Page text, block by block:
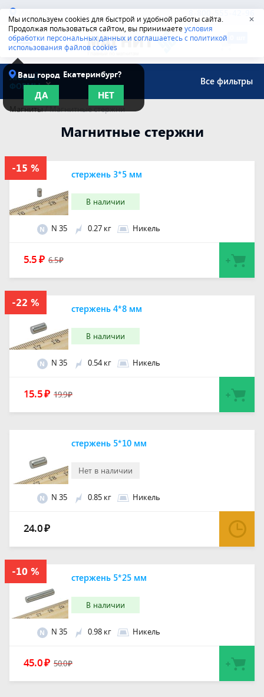
Мы используем cookies для быстрой и удобной работы сайта.
Продолжая пользоваться сайтом, вы принимаетеусловия
обработки персональных данных и соглашаетесь с политикой
использования файлов cookies
✕
Иркутск 8-800-555-42-96
Ваш город Екатеринбург?
ДА НЕТ
ЛЮБОЙ
ФОРМЫ
Все фильтры
Магниты/Магнитные стержни
Магнитные стержни
В наличии
стержень 3*5 мм
N N 35 0.27 кг Никель
5.5 ₽ 6.5₽
В наличии
стержень 4*8 мм
N N 35 0.54 кг Никель
15.5₽ 19.9₽
Нет в наличии
стержень 5*10 мм
N N 35 0.85 кг Никель
24.0₽
В наличии
стержень 5*25 мм
N N 35 0.98 кг Никель
45.0₽ 50.0₽